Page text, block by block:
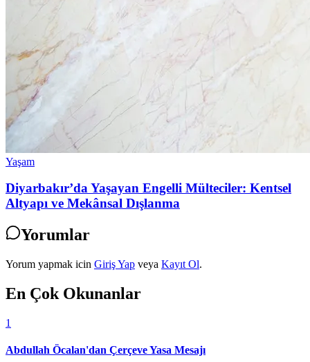
Yaşam
Diyarbakır’da Yaşayan Engelli Mülteciler: Kentsel
Altyapı ve Mekânsal Dışlanma
Yorumlar
Yorum yapmak icin Giriş Yap veya Kayıt Ol.
En Çok Okunanlar
1
Abdullah Öcalan'dan Çerçeve Yasa Mesajı